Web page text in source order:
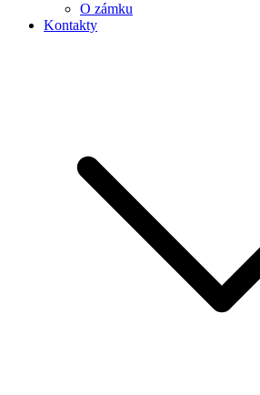
O zámku
Kontakty